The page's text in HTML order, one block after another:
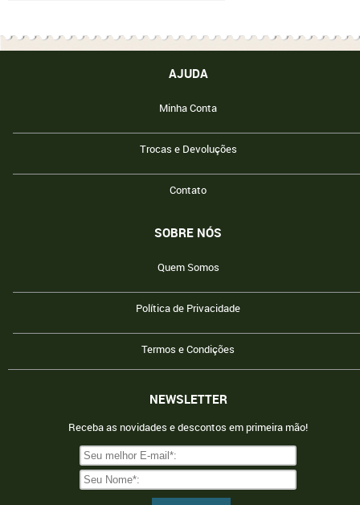
AJUDA
Minha Conta
Trocas e Devoluções
Contato
SOBRE NÓS
Quem Somos
Política de Privacidade
Termos e Condições
NEWSLETTER
Receba as novidades e descontos em primeira mão!